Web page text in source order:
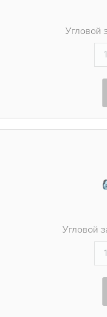
Угловой
Угловой